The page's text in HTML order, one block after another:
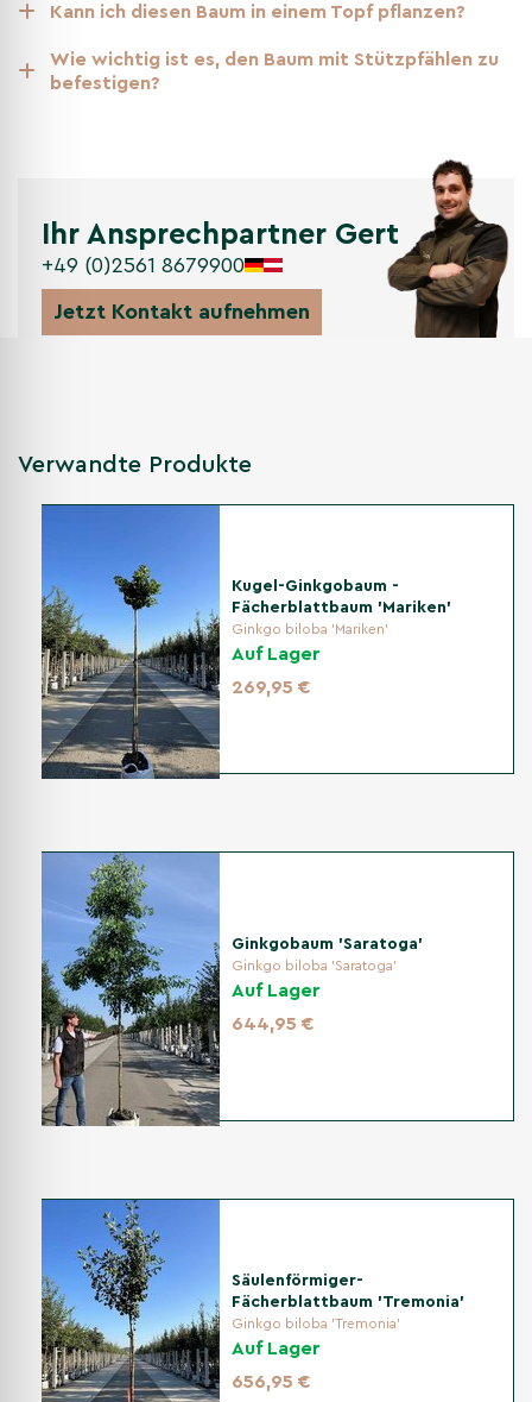
Bäume für kleine Gärten
Kann ich diesen Baum in einem Topf pflanzen?
Wie wichtig ist es, den Baum mit Stützpfählen zu
befestigen?
Ihr Ansprechpartner Gert
+49 (0)2561 8679900
Jetzt Kontakt aufnehmen
Verwandte Produkte
Kugel-Ginkgobaum -
Fächerblattbaum 'Mariken'
Ginkgo biloba 'Mariken'
Auf Lager
269,95 €
Ginkgobaum 'Saratoga'
Ginkgo biloba 'Saratoga'
Auf Lager
644,95 €
Säulenförmiger-
Fächerblattbaum 'Tremonia'
Ginkgo biloba 'Tremonia'
Auf Lager
656,95 €